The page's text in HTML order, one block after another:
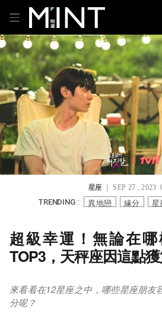
星座｜ SEP 27 , 2023
TRENDING : 異地戀 緣分 星
超級幸運！無論在
TOP3，天秤座因這點
來看看在12星座之中，哪些星座朋友
分呢？